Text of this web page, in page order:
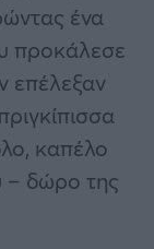
ένα
προκάλεσε
επέλεξαν
καπέλο
– δώρο της